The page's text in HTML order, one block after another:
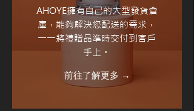
AHOYE擁有自己的大型發貨倉
庫，能夠解決您配送的需求，
一一將禮贈品準時交付到客戶
手上。
前往了解更多 →